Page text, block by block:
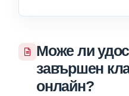
Може ли
завършен
онлайн?